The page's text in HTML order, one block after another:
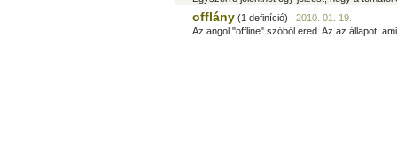
offlány (1 definíció) | 2010. 01. 19.
Az angol "offline" szóból ered. Az az állapot,